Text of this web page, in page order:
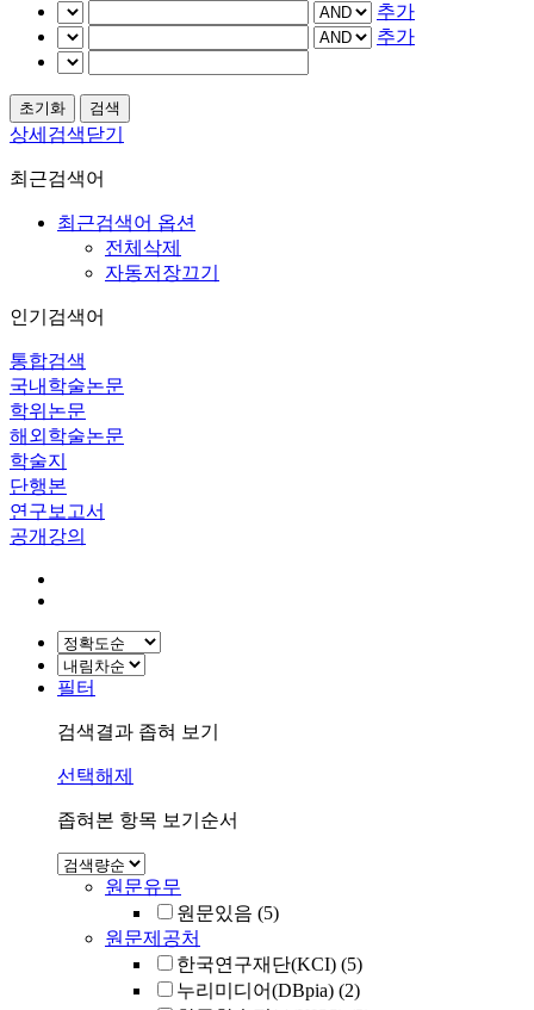
추가
추가
상세검색닫기
최근검색어
최근검색어 옵션
전체삭제
자동저장끄기
인기검색어
통합검색
국내학술논문
학위논문
해외학술논문
학술지
단행본
연구보고서
공개강의
필터
검색결과 좁혀 보기
선택해제
좁혀본 항목 보기순서
원문유무
원문있음 (5)
원문제공처
한국연구재단(KCI) (5)
누리미디어(DBpia) (2)